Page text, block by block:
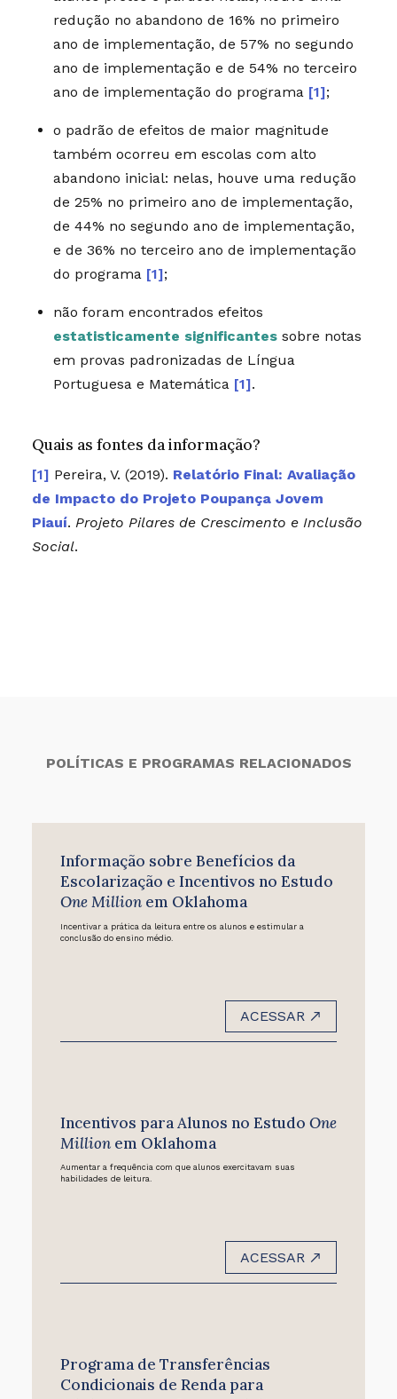
redução no abandono de 16% no primeiro
ano de implementação, de 57% no segundo
ano de implementação e de 54% no terceiro
ano de implementação do programa [1];
o padrão de efeitos de maior magnitude
também ocorreu em escolas com alto
abandono inicial: nelas, houve uma redução
de 25% no primeiro ano de implementação,
de 44% no segundo ano de implementação,
e de 36% no terceiro ano de implementação
do programa [1];
não foram encontrados efeitos
estatisticamente significantessobre notas
em provas padronizadas de Língua
Portuguesa e Matemática [1].
Quais as fontes da informação?
Pereira, V. (2019). Relatório Final: Avaliação
de Impacto do Projeto Poupança Jovem
Piauí. Projeto Pilares de Crescimento e Inclusão
Social.
POLÍTICAS E PROGRAMAS RELACIONADOS
Informação sobre Benefícios da
Escolarização e Incentivos no Estudo
One Millionem Oklahoma
Incentivar a prática da leitura entre os alunos e estimular a
conclusão do ensino médio.
ACESSAR
Incentivos para Alunos no Estudo One
Millionem Oklahoma
Aumentar a frequência com que alunos exercitavam suas
habilidades de leitura.
ACESSAR
Programa de Transferências
Condicionais de Renda para